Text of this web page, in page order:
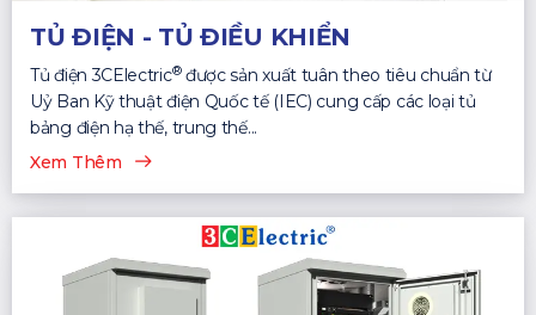
TỦ ĐIỆN - TỦ ĐIỀU KHIỂN
Tủ điện 3CElectric®được sản xuất tuân theo tiêu chuẩn từ
Uỷ Ban Kỹ thuật điện Quốc tế (IEC) cung cấp các loại tủ
bảng điện hạ thế, trung thế...
Xem Thêm